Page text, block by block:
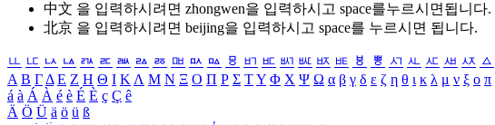
中文 을 입력하시려면 zhongwen을 입력하시고 space를누르시면됩니다.
北京 을 입력하시려면 beijing을 입력하시고 space를 누르시면 됩니다.
ㅥ ㅦ ㅧ ㅨ ㅩ ㅪ ㅫ ㅬ ㅭ ㅮ ㅯ ㅰ ㅱ ㅲ ㅳ ㅴ ㅵ ㅶ ㅷ ㅸ ㅹ ㅺ ㅻ ㅼ ㅽ ㅾ ㅿ
Α Β ΓΔ Ε Ζ Η Θ Ι ΚΛ Μ Ν Ξ Ο Π Ρ Σ ΤΥ Φ Χ Ψ Ω α β γ δ ε ζ η θ ι κ λ μ ν ξ ο π
á à Á À é è É È ç Ç ê
Ä Ö Ü ä ö ü ß